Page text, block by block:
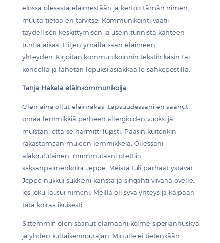
elossa olevasta eläimestään ja kertoo tämän nimen,
muuta tietoa en tarvitse. Kommunikointi vaatii
täydellisen keskittymisen ja usein tunnista kahteen
tuntia aikaa. Hiljentymällä saan eläimeen
yhteyden. Kirjoitan kommunikoinnin tekstin käsin tai
koneella ja lähetän lopuksi asiakkaalle sähköpostilla.
Tanja Hakala eläinkommunikoija
Olen aina ollut eläinrakas. Lapsuudessani en saanut
omaa lemmikkiä perheen allergioiden vuoksi ja
muistan, että se harmitti lujasti. Pääsin kuitenkin
rakastamaan muiden lemmikkejä. Ollessani
alakoululainen, mummulaani otettiin
saksanpaimenkoira Jeppe. Meistä tuli parhaat ystävät.
Jeppe nukkui sukkieni kanssa ja singahti viivana ovelle,
jos joku lausui nimeni. Meillä oli syvä yhteys ja kaipaan
tätä koiraa ikuisesti.
Sittemmin olen saanut elämääni kolme siperianhuskya
ja yhden kultaisennoutajan. Minulle ei tietenkään